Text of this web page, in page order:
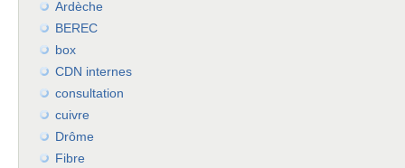
Ardèche
BEREC
box
CDN internes
consultation
cuivre
Drôme
Fibre